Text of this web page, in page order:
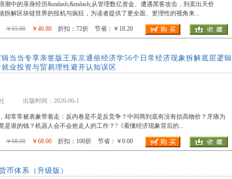
箱包皮具
运动户外
食品
手机通讯
家用电器
潮中的亲身经历&mdash;&mdash;从管理数亿资金、遭遇黑客攻击，到卖出天价
拆解区块链世界的投机与疯狂，为读者提供了更全面、更理性的视角来...
￥65.00 ￥46.80 折扣：72折 节省：￥18.20
当当专享亲签版王东京通俗经济学56个日常经济现象拆解底层逻辑
业投资与贸易理性避开认知误区
社 出版时间：2026-06-1
却常常被表象带着走：反内卷是不是反竞争？中间商到底有没有抬高物价？牙痛为
是谁的钱？机器人会不会抢走人的工作？?《看懂经济现象背后的...
￥68.00 ￥68.00 折扣：100折 节省：￥0.00
币体系（升级版）